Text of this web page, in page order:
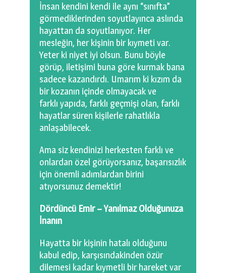
İnsan kendini kendi ile aynı “sınıfta”
görmediklerinden soyutlayınca aslında
hayattan da soyutlanıyor. Her
mesleğin, her kişinin bir kıymeti var.
Yeter ki niyet iyi olsun. Bunu böyle
görüp, iletişimi buna göre kurmak bana
sadece kazandırdı. Umarım ki kızım da
bir kozanın içinde olmayacak ve
farklı yapıda, farklı geçmişi olan, farklı
hayatlar süren kişilerle rahatlıkla
anlaşabilecek.
Ama siz kendinizi herkesten farklı ve
onlardan özel görüyorsanız, başarısızlık
için önemli adımlardan birini
atıyorsunuz demektir!
Dördüncü Emir – Yanılmaz Olduğunuza
İnanın
Hayatta bir kişinin hatalı olduğunu
kabul edip, karşısındakinden özür
dilemesi kadar kıymetli bir hareket var